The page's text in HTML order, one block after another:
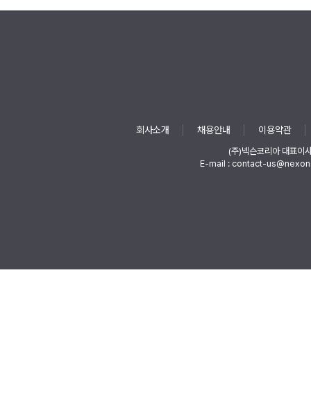
회사소개 채용안내 이용약관
(주)넥슨코리아 대표이
E-mail : contact-